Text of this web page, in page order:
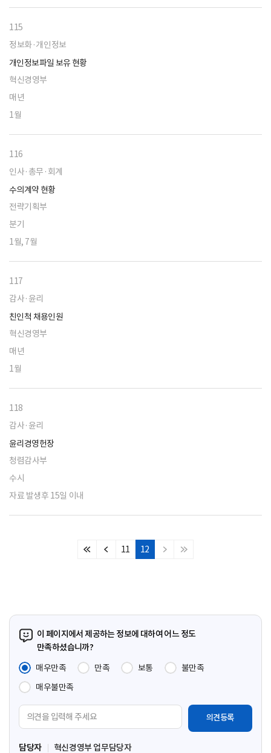
115
정보화·개인정보
개인정보파일 보유 현황
혁신경영부
매년
1월
116
인사·총무·회계
수의계약 현황
전략기획부
분기
1월, 7월
117
감사·윤리
친인척 채용인원
혁신경영부
매년
1월
118
감사·윤리
윤리경영헌장
청렴감사부
수시
자료 발생후 15일 이내
처
이
11 12
다
마
이 페이지에서 제공하는 정보에 대하여 어느 정도
만족하셨습니까?
매우만족
만족 보통
불만족
매우불만족
견
입
담당자 혁신경영부 업무담당자